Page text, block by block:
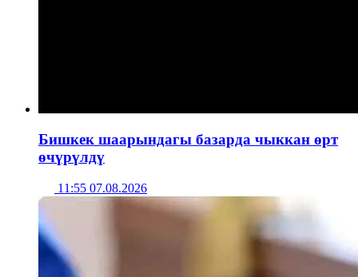
Бишкек шаарындагы базарда чыккан өрт
өчүрүлдү
11:55 07.08.2026